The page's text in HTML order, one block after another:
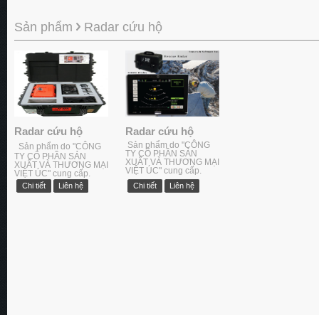
Sản phẩm Radar cứu hộ
Radar cứu hộ
Sản phẩm do "CÔNG
TY CỔ PHẦN SẢN
XUẤT VÀ THƯƠNG MẠI
VIỆT ÚC" cung cấp.
Chi tiết Liên hệ
Radar cứu hộ
Sản phẩm do "CÔNG
TY CỔ PHẦN SẢN
XUẤT VÀ THƯƠNG MẠI
VIỆT ÚC" cung cấp.
Chi tiết Liên hệ